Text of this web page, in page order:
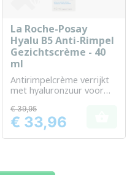
La Roche-Posay
Hyalu B5 Anti-Rimpel
Gezichtscrème - 40
ml
Antirimpelcrème verrijkt
met hyaluronzuur voor
gehydrateerde huid.
Prijs
€ 39,95
€ 33,96